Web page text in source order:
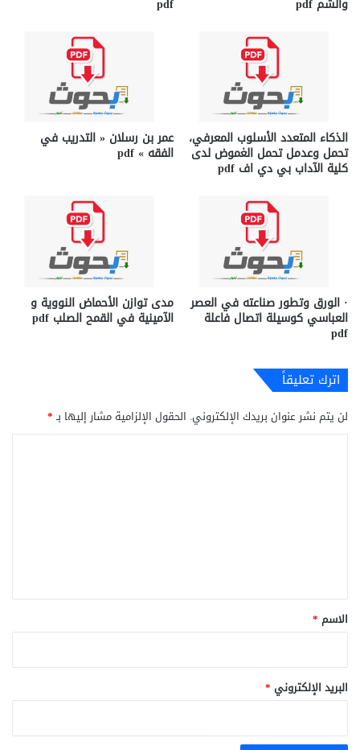
والشم pdf pdf
الذكاء المتعدد الأسلوب المعرفي،
تحمل وعدمل تحمل الغموض لدى
كلية الآداب بي دي اف pdf
عمر بن رسلان « التدريب في
الفقه » pdf
· الورق وتطور صناعته في العصر
العباسي كوسيلة اتصال فاعلة
pdf
مدى توازن الأحماض النوویة و
الآمینیة في القمح الصلب pdf
اترك تعليقاً
لن يتم نشر عنوان بريدك الإلكتروني. الحقول الإلزامية مشار إليها بـ*
*
الاسم *
البريد الإلكتروني *